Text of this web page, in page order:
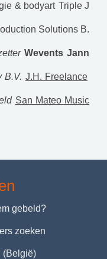
& bodyart Triple J
Solutions B.
Wevents Jann
B.V. J.H. Freelance
San Mateo Music
gebeld?
zoeken
(België)